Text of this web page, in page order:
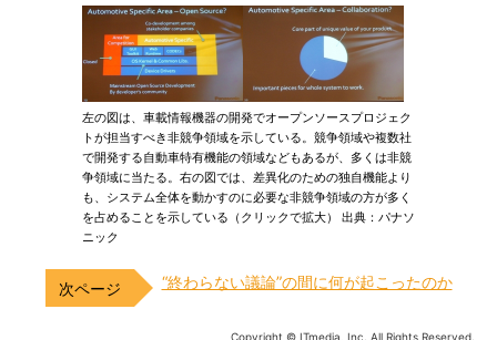
左の図は、車載情報機器の開発でオープンソースプロジェク
トが担当すべき非競争領域を示している。競争領域や複数社
で開発する自動車特有機能の領域などもあるが、多くは非競
争領域に当たる。右の図では、差異化のための独自機能より
も、システム全体を動かすのに必要な非競争領域の方が多く
を占めることを示している（クリックで拡大） 出典：パナソ
ニック
“終わらない議論”の間に何が起こったのか
Copyright © ITmedia, Inc. All Rights Reserved.